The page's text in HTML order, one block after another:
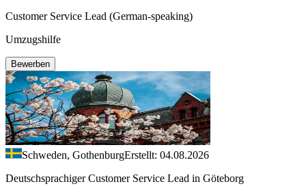
Customer Service Lead (German-speaking)
Umzugshilfe
Bewerben
Schweden, GothenburgErstellt: 04.08.2026
Deutschsprachiger Customer Service Lead in Göteborg